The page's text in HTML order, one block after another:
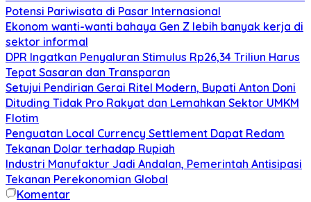
Potensi Pariwisata di Pasar Internasional
Ekonom wanti-wanti bahaya Gen Z lebih banyak kerja di
sektor informal
DPR Ingatkan Penyaluran Stimulus Rp26,34 Triliun Harus
Tepat Sasaran dan Transparan
Setujui Pendirian Gerai Ritel Modern, Bupati Anton Doni
Dituding Tidak Pro Rakyat dan Lemahkan Sektor UMKM
Flotim
Penguatan Local Currency Settlement Dapat Redam
Tekanan Dolar terhadap Rupiah
Industri Manufaktur Jadi Andalan, Pemerintah Antisipasi
Tekanan Perekonomian Global
Komentar